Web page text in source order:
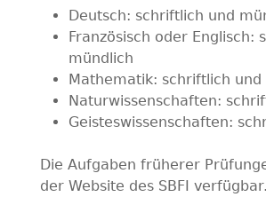
Deutsch: schriftlich und
Französisch oder Englisch:
mündlich
Mathematik: schriftlich und
Naturwissenschaften:
Geisteswissenschaften:
Die Aufgaben früherer
der Website des SBFI verfügbar.